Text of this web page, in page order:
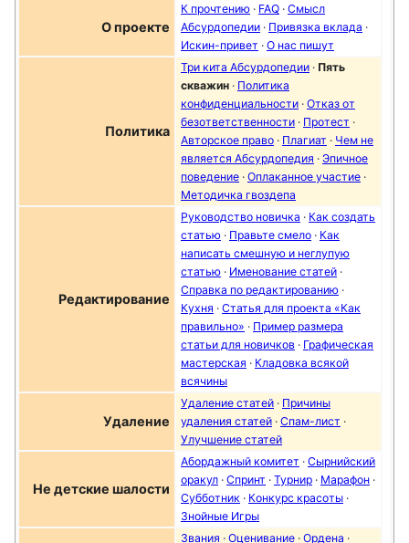
О проекте
К прочтению · FAQ · Смысл
Абсурдопедии · Привязка вклада ·
Искин-привет · О нас пишут
Политика
Три кита Абсурдопедии · Пять
скважин · Политика
конфиденциальности · Отказ от
безответственности · Протест ·
Авторское право · Плагиат · Чем не
является Абсурдопедия · Эпичное
поведение · Оплаканное участие ·
Методичка гвоздепа
Редактирование
Руководство новичка · Как создать
статью · Правьте смело · Как
написать смешную и неглупую
статью · Именование статей ·
Справка по редактированию ·
Кухня · Статья для проекта «Как
правильно» · Пример размера
статьи для новичков · Графическая
мастерская · Кладовка всякой
всячины
Удаление
Удаление статей · Причины
удаления статей · Спам-лист ·
Улучшение статей
Не детские шалости
Абордажный комитет · Сырнийский
оракул · Спринт · Турнир · Марафон ·
Субботник · Конкурс красоты ·
Знойные Игры
Звания · Оценивание · Ордена ·